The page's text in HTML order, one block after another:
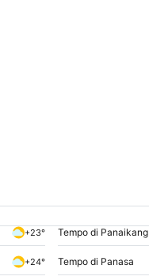
+23° Tempo di Panaikang
+24° Tempo di Panasa